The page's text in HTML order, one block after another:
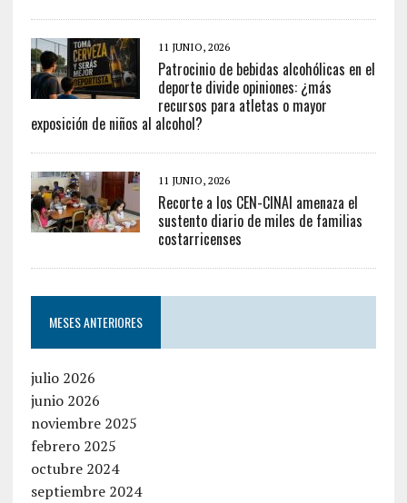
11 JUNIO, 2026
Patrocinio de bebidas alcohólicas en el
deporte divide opiniones: ¿más
recursos para atletas o mayor
exposición de niños al alcohol?
11 JUNIO, 2026
Recorte a los CEN-CINAI amenaza el
sustento diario de miles de familias
costarricenses
MESES ANTERIORES
julio 2026
junio 2026
noviembre 2025
febrero 2025
octubre 2024
septiembre 2024